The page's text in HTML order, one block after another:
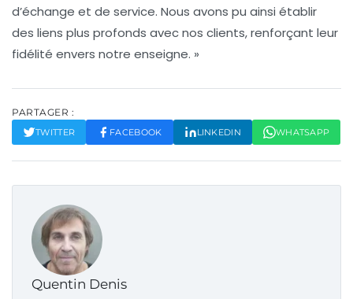
d’échange et de service. Nous avons pu ainsi établir
des liens plus profonds avec nos clients, renforçant leur
fidélité envers notre enseigne. »
PARTAGER :
TWITTER FACEBOOK LINKEDIN WHATSAPP
Quentin Denis